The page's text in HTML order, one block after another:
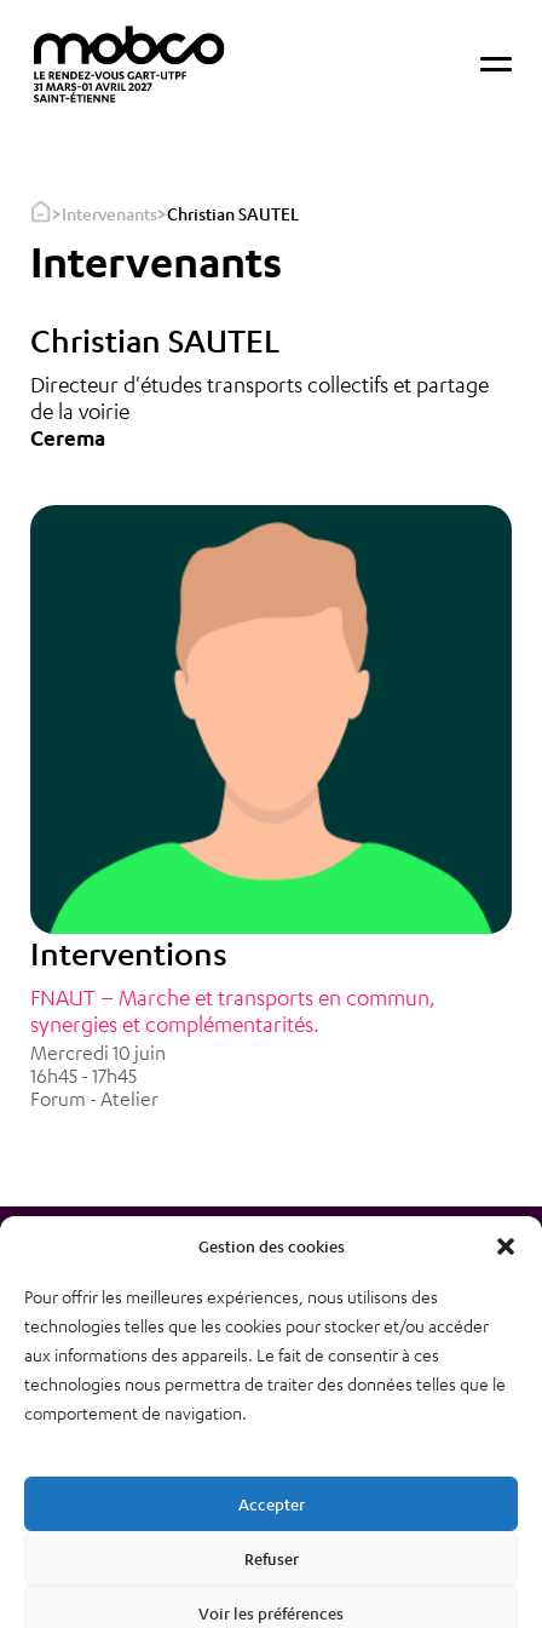
Gestion des cookies
Pour offrir les meilleures expériences, nous utilisons des
technologies telles que les cookies pour stocker et/ou accéder
aux informations des appareils. Le fait de consentir à ces
technologies nous permettra de traiter des données telles que le
comportement de navigation.
Accepter
Refuser
Voir les préférences
>Intervenants>Christian SAUTEL
Intervenants
Christian SAUTEL
Directeur d'études transports collectifs et partage
de la voirie
Cerema
Interventions
FNAUT – Marche et transports en commun,
synergies et complémentarités.
Mercredi 10 juin
16h45 - 17h45
Forum - Atelier
38, rue des Bourdonnais
Tél : 01 48 74 04 82
Nous contacter
Mentions légales – CGU
Politique de confidentialité